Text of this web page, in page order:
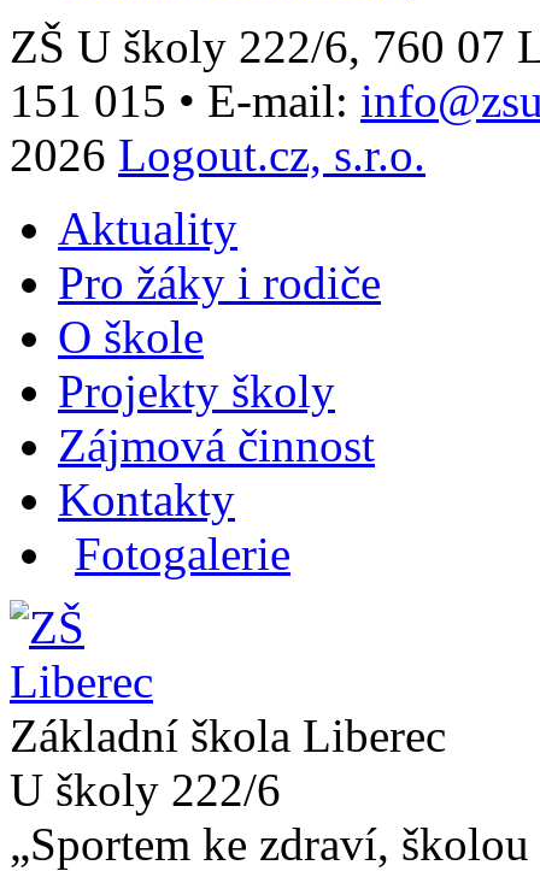
ZŠ U školy 222/6, 760 07
151 015 • E-mail:
2026 Logout.cz, s.r.o.
Aktuality
Pro žáky i rodiče
O škole
Projekty školy
Zájmová činnost
Kontakty
Fotogalerie
Základní škola Liberec
U školy 222/6
„Sportem ke zdraví,